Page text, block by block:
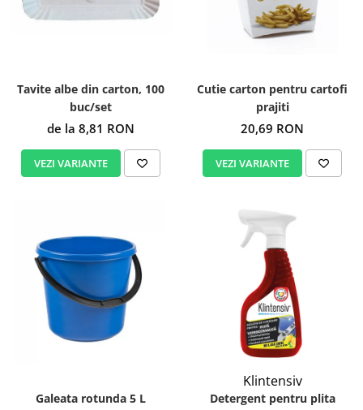
Tavite albe din carton, 100
buc/set
de la 8,81 RON
VEZI VARIANTE
Cutie carton pentru cartofi
prajiti
20,69 RON
VEZI VARIANTE
Galeata rotunda 5 L
Klintensiv
Detergent pentru plita